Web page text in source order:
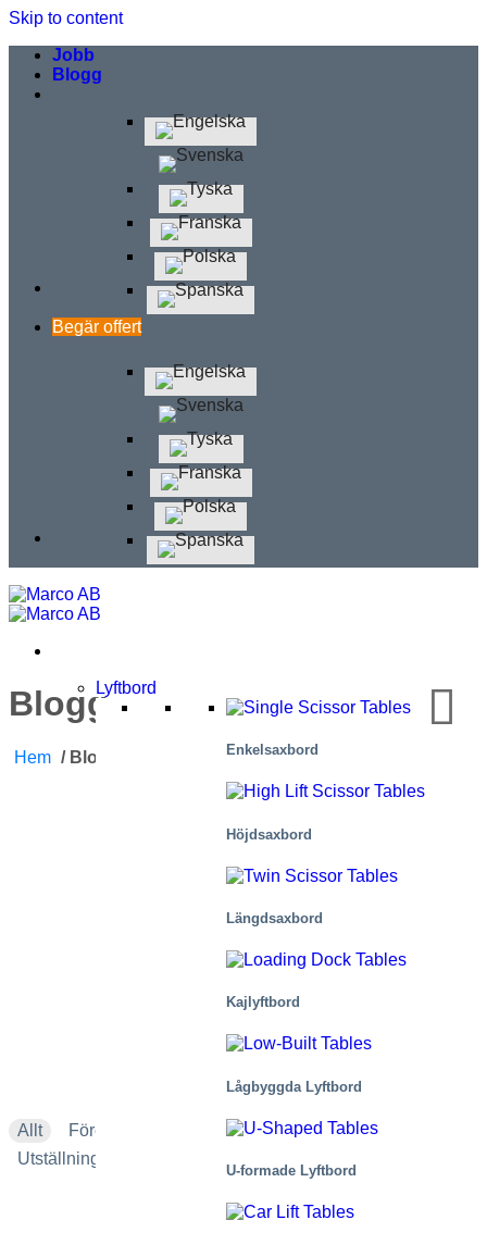
Skip to content
Jobb
Blogg
Begär offert
Lyftbord
Enkelsaxbord
Höjdsaxbord
Längdsaxbord
Kajlyftbord
Lågbyggda Lyftbord
U-formade Lyftbord
Blogg
Hem /Blogg
Allt Företagsnyheter Produkter
Tillämpningar
Utställningar och evenemang